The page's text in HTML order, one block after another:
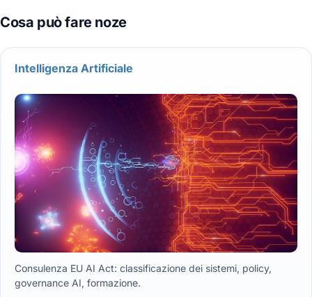
Intelligenza Artificiale
Consulenza EU AI Act: classificazione dei sistemi, policy,
governance AI, formazione.